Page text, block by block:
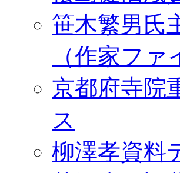
笹木繁男氏
（作家ファ
京都府寺院
ス
柳澤孝資料